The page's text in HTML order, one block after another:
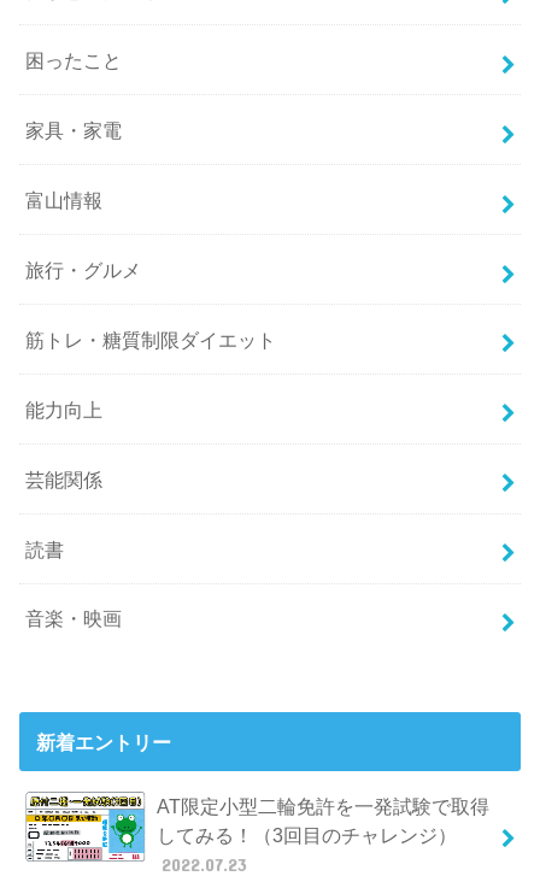
困ったこと
家具・家電
富山情報
旅行・グルメ
筋トレ・糖質制限ダイエット
能力向上
芸能関係
読書
音楽・映画
新着エントリー
AT限定小型二輪免許を一発試験で取得
してみる！（3回目のチャレンジ）
2022.07.23